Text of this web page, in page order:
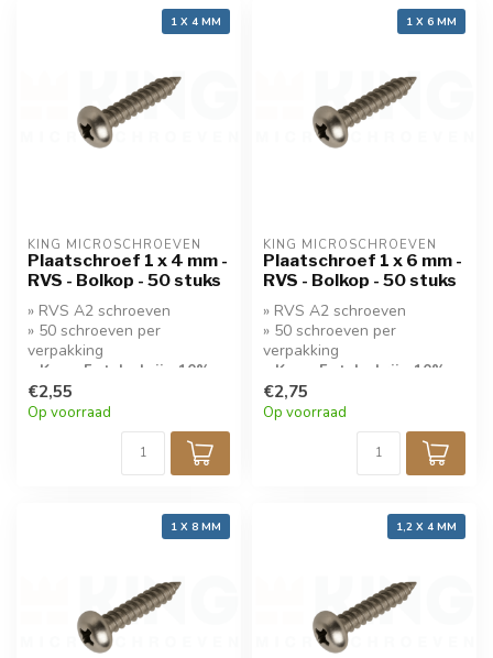
1 X 4 MM
KING MICROSCHROEVEN
Plaatschroef 1 x 4 mm -
RVS - Bolkop - 50 stuks
» RVS A2 schroeven
» 50 schroeven per
verpakking
» Koop 5 stuks krijg 10%
korting!
€2,55
Op voorraad
1 X 6 MM
KING MICROSCHROEVEN
Plaatschroef 1 x 6 mm -
RVS - Bolkop - 50 stuks
» RVS A2 schroeven
» 50 schroeven per
verpakking
» Koop 5 stuks krijg 10%
korting!
€2,75
Op voorraad
1 X 8 MM 1,2 X 4 MM